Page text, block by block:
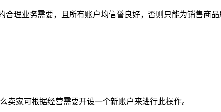
理业务需要，且所有账户均信誉良好，否则只能为销售商
家可根据经营需要开设一个新账户来进行此操作。